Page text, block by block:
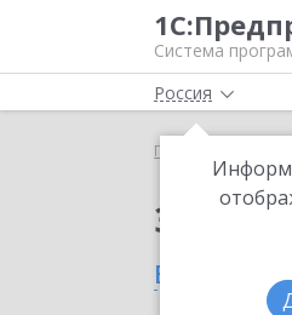
Система
Россия
Главная
в